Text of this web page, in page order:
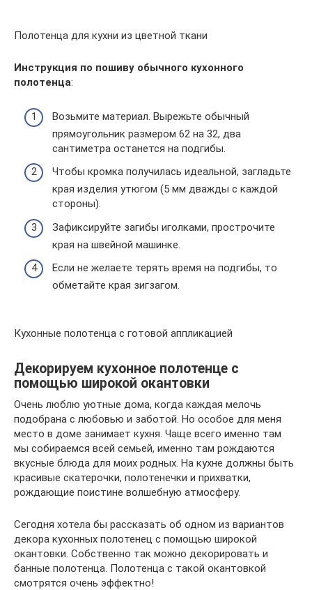
Полотенца для кухни из цветной ткани
Инструкция по пошиву обычного кухонного
полотенца:
Возьмите материал. Вырежьте обычный
прямоугольник размером 62 на 32, два
сантиметра останется на подгибы.
Чтобы кромка получилась идеальной, загладьте
края изделия утюгом (5 мм дважды с каждой
стороны).
Зафиксируйте загибы иголками, прострочите
края на швейной машинке.
Если не желаете терять время на подгибы, то
обметайте края зигзагом.
Кухонные полотенца с готовой аппликацией
Декорируем кухонное полотенце с
помощью широкой окантовки
Очень люблю уютные дома, когда каждая мелочь
подобрана с любовью и заботой. Но особое для меня
место в доме занимает кухня. Чаще всего именно там
мы собираемся всей семьей, именно там рождаются
вкусные блюда для моих родных. На кухне должны быть
красивые скатерочки, полотенечки и прихватки,
рождающие поистине волшебную атмосферу.
Сегодня хотела бы рассказать об одном из вариантов
декора кухонных полотенец с помощью широкой
окантовки. Собственно так можно декорировать и
банные полотенца. Полотенца с такой окантовкой
смотрятся очень эффектно!